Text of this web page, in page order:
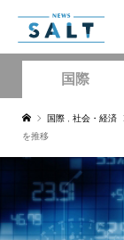
国際
国際 社会・経済
を推移